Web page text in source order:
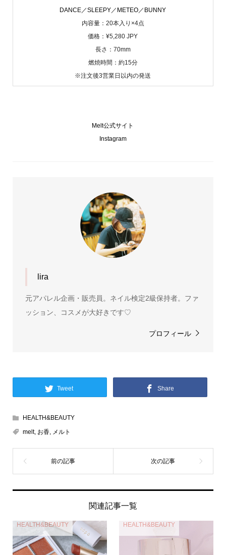
DANCE／SLEEPY／METEO／BUNNY
内容量：20本入り×4点
価格：¥5,280 JPY
長さ：70mm
燃焼時間：約15分
※注文後3営業日以内の発送
Melt公式サイト
Instagram
lira
元アパレル企画・販売員。ネイル検定2級保持者。ファ
ッション、コスメが大好きです♡
プロフィール
Tweet Share
HEALTH&BEAUTY
melt, お香, メルト
関連記事一覧
HEALTH&BEAUTY HEALTH&BEAUTY